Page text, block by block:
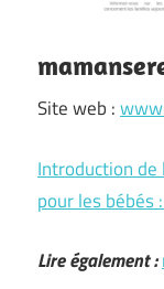
Site web :
Introduction
pour les bébés
Lire également :